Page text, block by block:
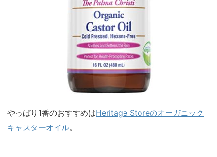
やっぱり1番のおすすめはHeritage Storeのオーガニック
キャスターオイル。